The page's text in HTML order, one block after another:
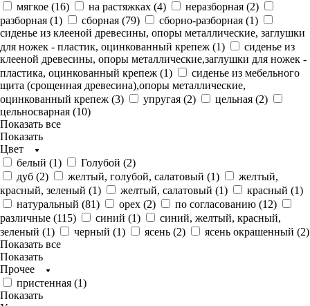
мягкое (16) на растяжках (4) неразборная (2)
разборная (1) сборная (79) сборно-разборная (1)
сиденье из клееной древесины, опоры металлические, заглушки
для ножек - пластик, оцинкованный крепеж (1)
сиденье из
клееной древесины, опоры металлические,заглушки для ножек -
пластика, оцинкованный крепеж (1)
сиденье из мебельного
щита (срощенная древесина),опоры металлические,
оцинкованный крепеж (3) упругая (2) цельная (2)
цельносварная (10)
Показать все
Показать
Цвет
белый (1) Голубой (2)
дуб (2) желтый, голубой, салатовый (1)
желтый,
красный, зеленый (1) желтый, салатовый (1) красный (1)
натуральный (81) орех (2) по согласованию (12)
различные (115) синий (1)
синий, желтый, красный,
зеленый (1) черный (1) ясень (2) ясень окрашенный (2)
Показать все
Показать
Прочее
пристенная (1)
Показать